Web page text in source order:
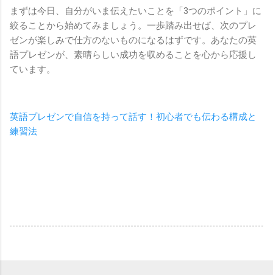
まずは今日、自分がいま伝えたいことを「3つのポイント」に
絞ることから始めてみましょう。一歩踏み出せば、次のプレ
ゼンが楽しみで仕方のないものになるはずです。あなたの英
語プレゼンが、素晴らしい成功を収めることを心から応援し
ています。
英語プレゼンで自信を持って話す！初心者でも伝わる構成と
練習法